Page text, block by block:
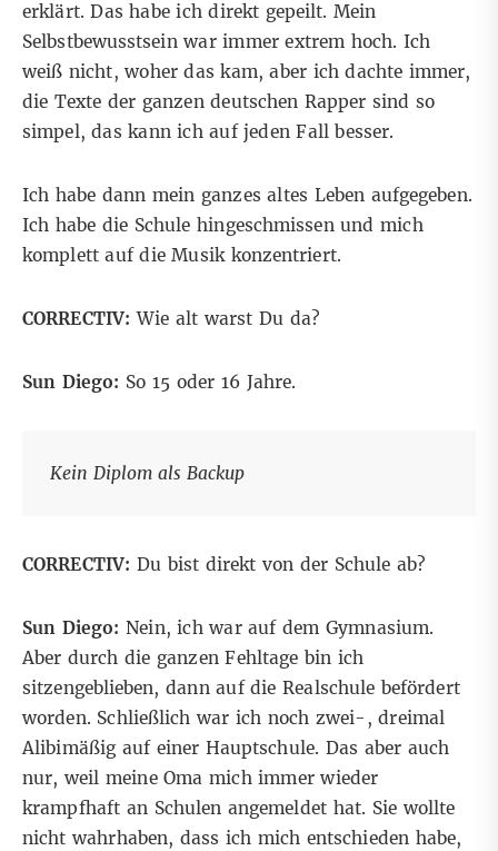
erklärt. Das habe ich direkt gepeilt. Mein
Selbstbewusstsein war immer extrem hoch. Ich
weiß nicht, woher das kam, aber ich dachte immer,
die Texte der ganzen deutschen Rapper sind so
simpel, das kann ich auf jeden Fall besser.
Ich habe dann mein ganzes altes Leben aufgegeben.
Ich habe die Schule hingeschmissen und mich
komplett auf die Musik konzentriert.
CORRECTIV:Wie alt warst Du da?
Sun Diego: So 15 oder 16 Jahre.
Kein Diplom als Backup
CORRECTIV: Du bist direkt von der Schule ab?
Sun Diego:Nein, ich war auf dem Gymnasium.
Aber durch die ganzen Fehltage bin ich
sitzengeblieben, dann auf die Realschule befördert
worden. Schließlich war ich noch zwei-, dreimal
Alibimäßig auf einer Hauptschule. Das aber auch
nur, weil meine Oma mich immer wieder
krampfhaft an Schulen angemeldet hat. Sie wollte
nicht wahrhaben, dass ich mich entschieden habe,